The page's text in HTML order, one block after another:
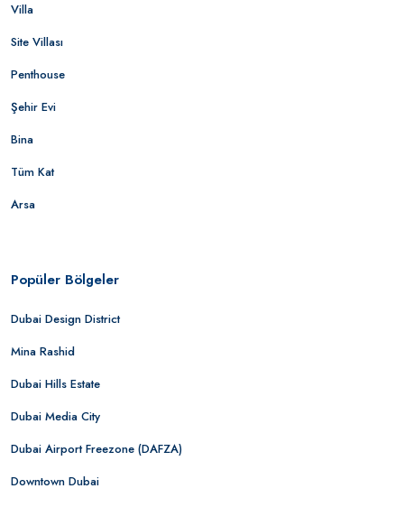
Villa
Site Villası
Penthouse
Şehir Evi
Bina
Tüm Kat
Arsa
Popüler Bölgeler
Dubai Design District
Mina Rashid
Dubai Hills Estate
Dubai Media City
Dubai Airport Freezone (DAFZA)
Downtown Dubai